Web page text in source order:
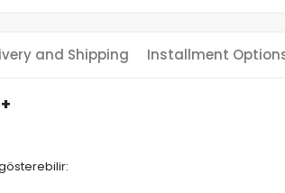
and Shipping Installment